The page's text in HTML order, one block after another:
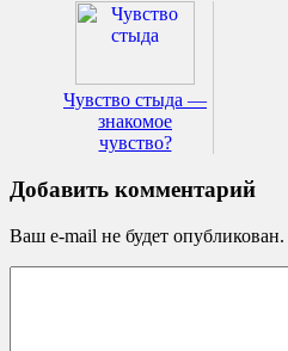
Чувство стыда —
знакомое
чувство?
Добавить комментарий
Ваш e-mail не будет опубликован.